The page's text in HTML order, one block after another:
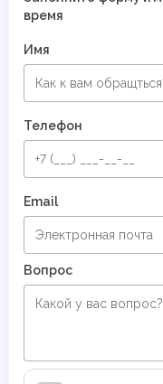
время
Имя
Телефон
Email
Вопрос